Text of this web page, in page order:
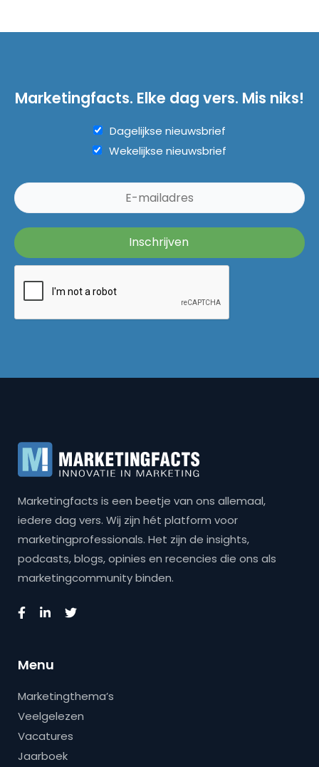
Marketingfacts. Elke dag vers. Mis niks!
Dagelijkse nieuwsbrief
Wekelijkse nieuwsbrief
Marketingfacts is een beetje van ons allemaal,
iedere dag vers. Wij zijn hét platform voor
marketingprofessionals. Het zijn de insights,
podcasts, blogs, opinies en recencies die ons als
marketingcommunity binden.
Menu
Marketingthema’s
Veelgelezen
Vacatures
Jaarboek